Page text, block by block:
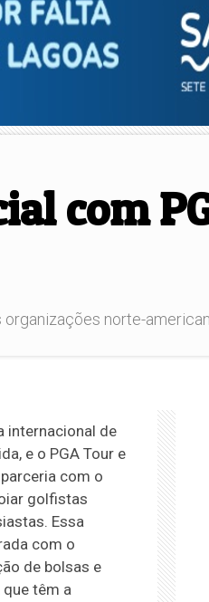
com
norte-
internacional de
e o PGA Tour e
com o
golfistas
Essa
com o
de bolsas e
têm a